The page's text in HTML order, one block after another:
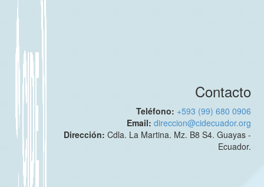
Contacto
Teléfono: +593 (99) 680 0906
Email:direccion@cidecuador.org
Dirección:Cdla. La Martina. Mz. B8 S4. Guayas -
Ecuador.